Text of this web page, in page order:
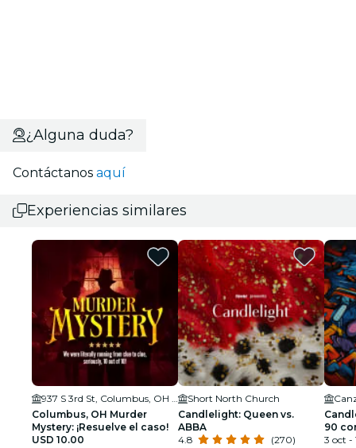
¿Alguna duda?
Contáctanos aquí
Experiencias similares
Columbus, OH Murder
Mystery: ¡Resuelve el caso!
USD 10.00
Short North Church
Candlelight: Queen vs.
ABBA
4.8
(270)
90
3 oct -